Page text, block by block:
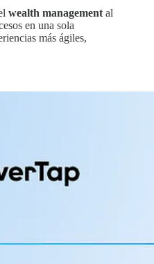
wealth management al
en una sola
más ágiles,